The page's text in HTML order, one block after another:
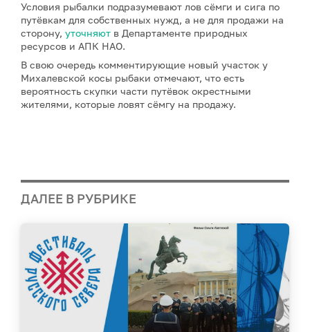
Условия рыбалки подразумевают лов сёмги и сига по
путёвкам для собственных нужд, а не для продажи на
сторону, уточняют в Департаменте природных
ресурсов и АПК НАО.
В свою очередь комментирующие новый участок у
Михалевской косы рыбаки отмечают, что есть
вероятность скупки части путёвок окрестными
жителями, которые ловят сёмгу на продажу.
ДАЛЕЕ В РУБРИКЕ